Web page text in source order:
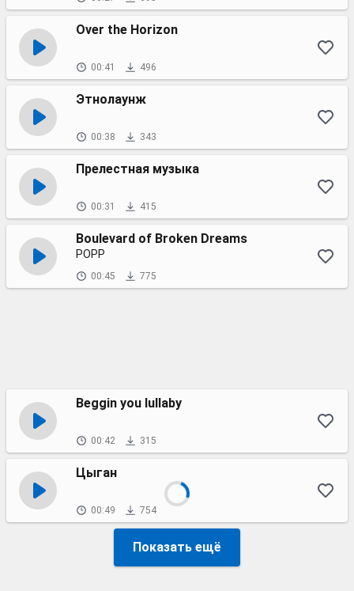
Over the Horizon
00:41 496
Этнолаунж
00:38 343
Прелестная музыка
00:31 415
Boulevard of Broken Dreams
POPP
00:45 775
Beggin you lullaby
00:42 315
Цыган
00:49 754
Показать ещё